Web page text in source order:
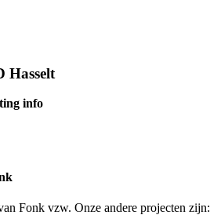
Hasselt
info
Fonk vzw. Onze andere projecten zijn: